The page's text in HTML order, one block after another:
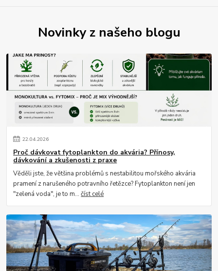
Novinky z našeho blogu
22.04.2026
Proč dávkovat fytoplankton do akvária? Přínosy,
dávkování a zkušenosti z praxe
Věděli jste, že většina problémů s nestabilitou mořského akvária
pramení z narušeného potravního řetězce? Fytoplankton není jen
"zelená voda", je to m...číst celé